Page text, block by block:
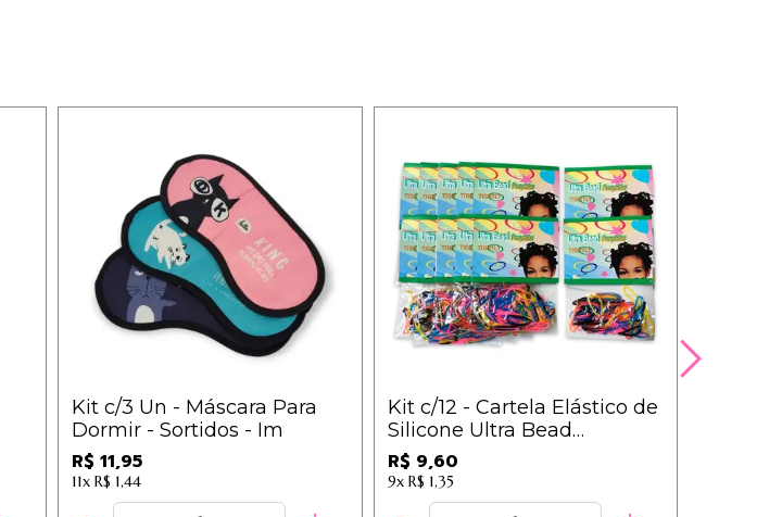
Kit c/3 Un - Máscara Para
Dormir - Sortidos - Im
R$ 11,95
11x R$ 1,44
Kit c/12 - Cartela Elástico de
Silicone Ultra Bead
Ponytailer Cores Sortidas -
IM
R$ 9,60
9x R$ 1,35